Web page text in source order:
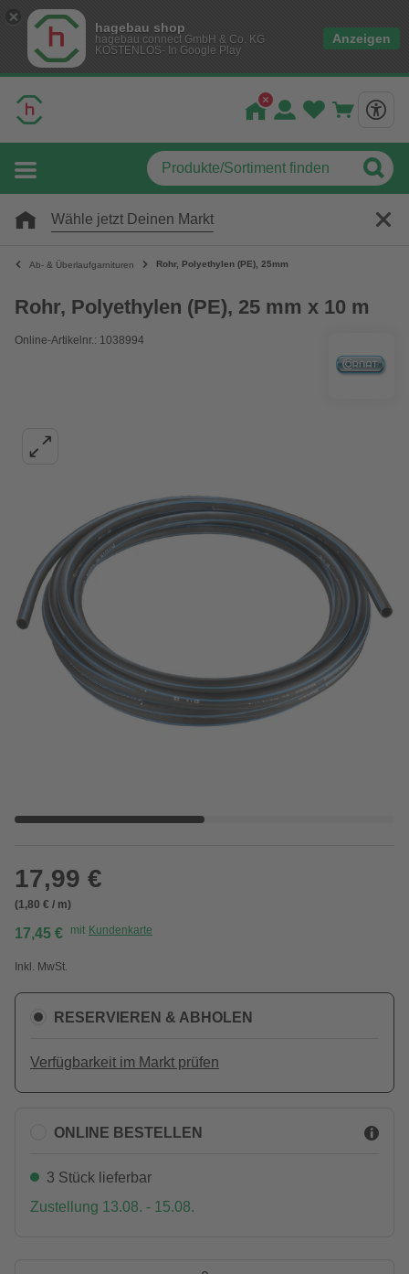
hagebau shop
hagebau connect GmbH & Co. KG
KOSTENLOS- In Google Play
Anzeigen
Wähle jetzt Deinen Markt
Ab- & Überlaufgarnituren Rohr, Polyethylen (PE), 25mm
Rohr, Polyethylen (PE), 25 mm x 10 m
Online-Artikelnr.: 1038994
17,99 €
(1,80 € / m)
17,45 € mit Kundenkarte
Inkl. MwSt.
RESERVIEREN & ABHOLEN
Verfügbarkeit im Markt prüfen
ONLINE BESTELLEN
3 Stück lieferbar
Zustellung 13.08. - 15.08.